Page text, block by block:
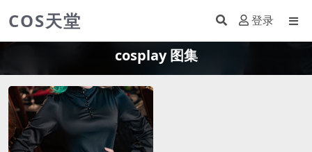
COS天堂 登录
cosplay 图集